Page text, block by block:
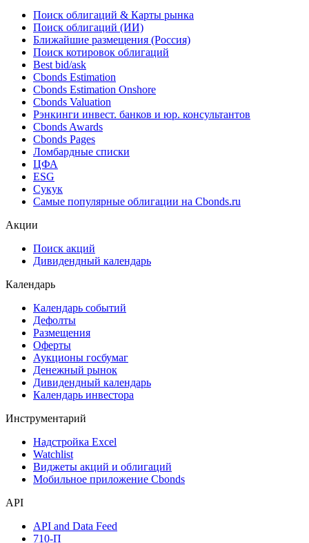
Поиск облигаций & Карты рынка
Поиск облигаций (ИИ)
Ближайшие размещения (Россия)
Поиск котировок облигаций
Best bid/ask
Cbonds Estimation
Cbonds Estimation Onshore
Cbonds Valuation
Рэнкинги инвест. банков и юр. консультантов
Cbonds Awards
Cbonds Pages
Ломбардные списки
ЦФА
ESG
Сукук
Самые популярные облигации на Cbonds.ru
Акции
Поиск акций
Дивидендный календарь
Календарь
Календарь событий
Дефолты
Размещения
Оферты
Аукционы госбумаг
Денежный рынок
Дивидендный календарь
Календарь инвестора
Инструментарий
Надстройка Excel
Watchlist
Виджеты акций и облигаций
Мобильное приложение Cbonds
API
API and Data Feed
710-П